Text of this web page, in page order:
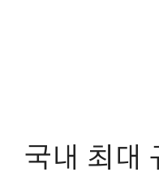
국내 최대